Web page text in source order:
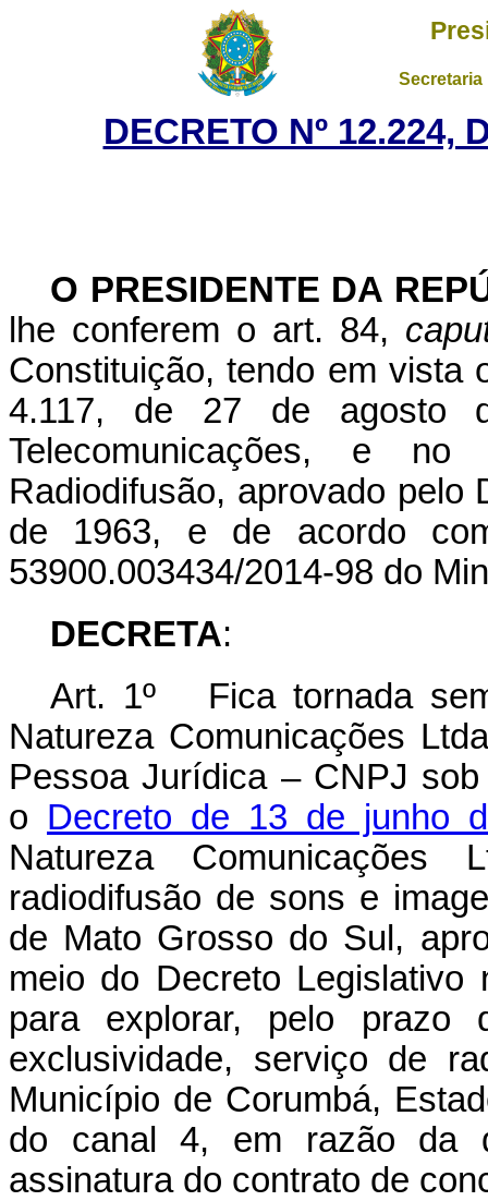
DECRETO Nº 12.224,
O PRESIDENTE DA
lhe conferem o art. 84,
Constituição, tendo em vista
4.117, de 27 de agosto
Telecomunicações, e
Radiodifusão, aprovado pelo
de 1963, e de acordo
53900.003434/2014-98 do
DECRETA:
Art. 1º
Fica tornada
Natureza Comunicações
Pessoa Jurídica – CNPJ
o Decreto de 13 de junho
Natureza
radiodifusão de sons e
de Mato Grosso do Sul,
meio do Decreto
para explorar, pelo prazo
exclusividade, serviço de
Município de Corumbá,
do canal 4, em razão da
assinatura do contrato de